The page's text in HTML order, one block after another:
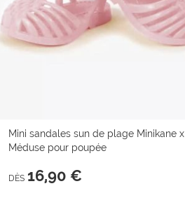
Mini sandales sun de plage Minikane x
Méduse pour poupée
DÈS 16,90 €